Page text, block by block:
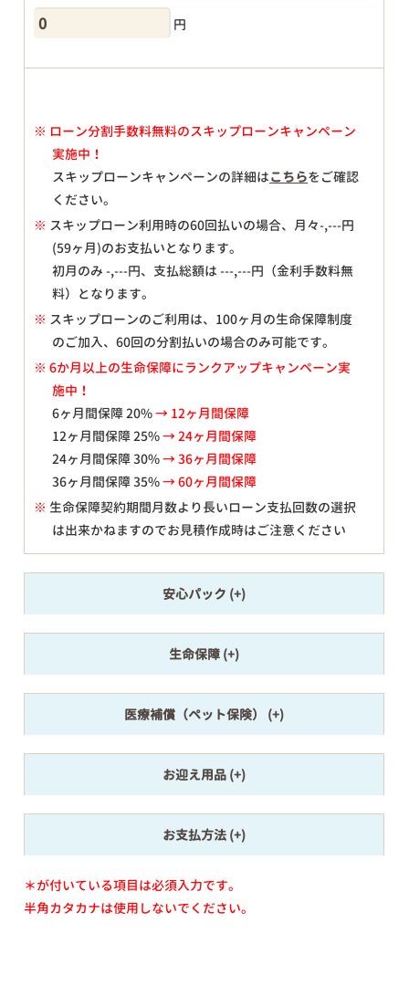
円
※ ローン分割手数料無料のスキップローンキャンペーン
実施中！
スキップローンキャンペーンの詳細はこちらをご確認
ください。
※ スキップローン利用時の60回払いの場合、月々-,---円
(59ヶ月)のお支払いとなります。
初月のみ-,---円、支払総額は---,---円（金利手数料無
料）となります。
※ スキップローンのご利用は、100ヶ月の生命保障制度
のご加入、60回の分割払いの場合のみ可能です。
※ 6か月以上の生命保障にランクアップキャンペーン実
施中！
6ヶ月間保障 20%→ 12ヶ月間保障
12ヶ月間保障 25%→ 24ヶ月間保障
24ヶ月間保障 30%→ 36ヶ月間保障
36ヶ月間保障 35%→ 60ヶ月間保障
※ 生命保障契約期間月数より長いローン支払回数の選択
は出来かねますのでお見積作成時はご注意ください
安心パック
生命保障
医療補償（ペット保険）
お迎え用品
お支払方法
＊が付いている項目は必須入力です。
半角カタカナは使用しないでください。